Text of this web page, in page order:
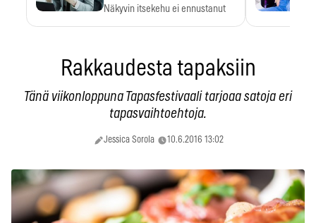
Näkyvin itsekehu ei ennustanut
Rakkaudesta tapaksiin
Tänä viikonloppuna Tapasfestivaali tarjoaa satoja eri
tapasvaihtoehtoja.
Jessica Sorola 10.6.2016 13:02